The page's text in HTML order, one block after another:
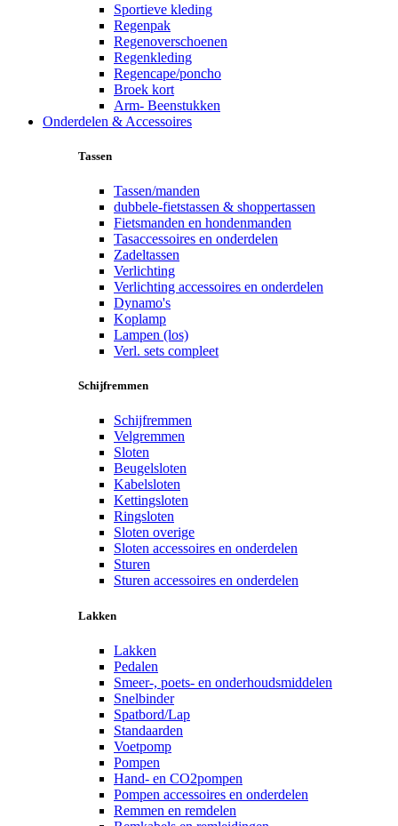
Sportieve kleding
Regenpak
Regenoverschoenen
Regenkleding
Regencape/poncho
Broek kort
Arm- Beenstukken
Onderdelen & Accessoires
Tassen
Tassen/manden
dubbele-fietstassen & shoppertassen
Fietsmanden en hondenmanden
Tasaccessoires en onderdelen
Zadeltassen
Verlichting
Verlichting accessoires en onderdelen
Dynamo's
Koplamp
Lampen (los)
Verl. sets compleet
Schijfremmen
Schijfremmen
Velgremmen
Sloten
Beugelsloten
Kabelsloten
Kettingsloten
Ringsloten
Sloten overige
Sloten accessoires en onderdelen
Sturen
Sturen accessoires en onderdelen
Lakken
Lakken
Pedalen
Smeer-, poets- en onderhoudsmiddelen
Snelbinder
Spatbord/Lap
Standaarden
Voetpomp
Pompen
Hand- en CO2pompen
Pompen accessoires en onderdelen
Remmen en remdelen